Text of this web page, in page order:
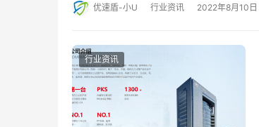
优速盾-小U 行业资讯 2022年8月10日
行业资讯